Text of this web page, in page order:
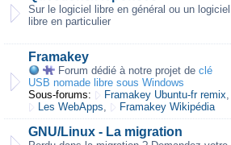
Sur le logiciel libre en général ou un logiciel
libre en particulier
Framakey
Forum dédié à notre projet de clé
USB nomade libre sous Windows
Sous-forums:
Framakey Ubuntu-fr remix,
Les WebApps, Framakey Wikipédia
GNU/Linux - La migration